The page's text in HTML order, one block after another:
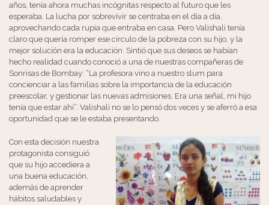
años, tenía ahora muchas incógnitas respecto al futuro que les
esperaba. La lucha por sobrevivir se centraba en el día a día,
aprovechando cada rupia que entraba en casa. Pero Valishali tenía
claro que quería romper ese círculo de la pobreza con su hijo, y la
mejor solución era la educación. Sintió que sus deseos se habían
hecho realidad cuando conoció a una de nuestras compañeras de
Sonrisas de Bombay: “La profesora vino a nuestro slum para
concienciar a las familias sobre la importancia de la educación
preescolar, y gestionar las nuevas admisiones. Era una señal, mi hijo
tenía que estar ahí”. Valishali no se lo pensó dos veces y se aferró a esa
oportunidad que se le estaba presentando.
Con esta decisión nuestra
protagonista consiguió
que su hijo accediera a
una buena educación,
además de aprender
hábitos saludables y